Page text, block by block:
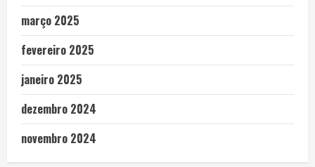
março 2025
fevereiro 2025
janeiro 2025
dezembro 2024
novembro 2024